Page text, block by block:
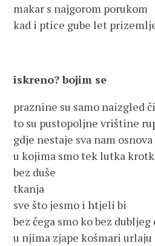
makar s najgorom porukom
kad i ptice gube let
iskreno? bojim se
praznine su samo naizgled
to su pustopoljne vrištine
gdje nestaje sva nam
u kojima smo tek lutka
bez duše
tkanja
sve što jesmo i htjeli bi
bez čega smo ko bez dubljeg
u njima zjape košmari urlaju